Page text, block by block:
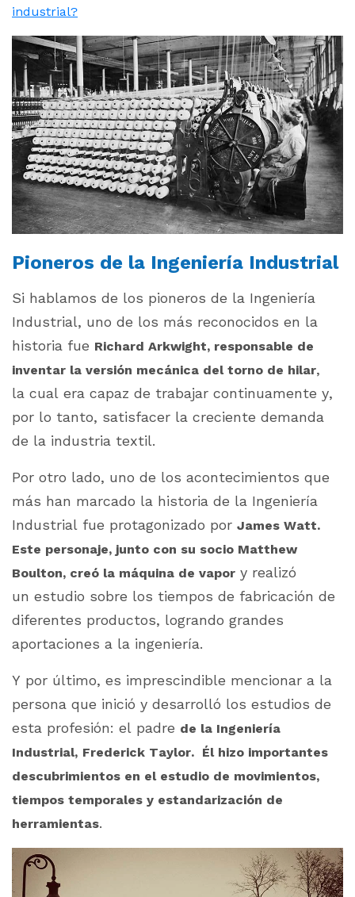
industrial?
Pioneros de la Ingeniería Industrial
Si hablamos de los pioneros de la Ingeniería
Industrial, uno de los más reconocidos en la
historia fue Richard Arkwight, responsable de
inventar la versión mecánica del torno de hilar,
la cual era capaz de trabajar continuamente y,
por lo tanto, satisfacer la creciente demanda
de la industria textil.
Por otro lado, uno de los acontecimientos que
más han marcado la historia de la Ingeniería
Industrial fue protagonizado por James Watt.
Este personaje, junto con su socio Matthew
Boulton, creó la máquina de vapor y realizó
un estudio sobre los tiempos de fabricación de
diferentes productos, logrando grandes
aportaciones a la ingeniería.
Y por último, es imprescindible mencionar a la
persona que inició y desarrolló los estudios de
esta profesión: el padre de la Ingeniería
Industrial, Frederick Taylor. Él hizo importantes
descubrimientos en el estudio de movimientos,
tiempos temporales y estandarización de
herramientas.